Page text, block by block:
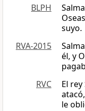
BLPH
suyo.
RVA-2015
él, y
RVC
El
le